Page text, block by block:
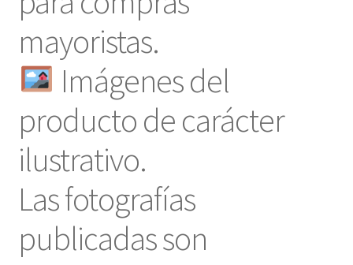
mayoristas.
Imágenes del
producto de carácter
ilustrativo.
Las fotografías
publicadas son